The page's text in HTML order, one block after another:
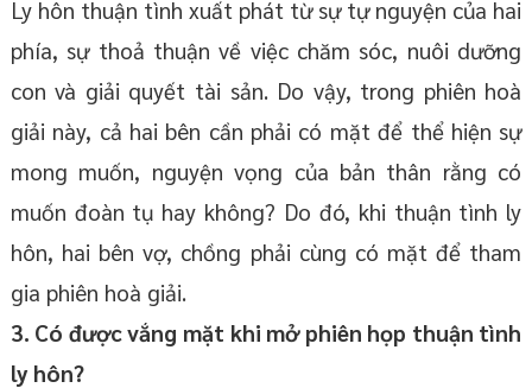
Ly hôn thuận tình xuất phát từ sự tự nguyện của hai
phía, sự thoả thuận về việc chăm sóc, nuôi dưỡng
con và giải quyết tài sản. Do vậy, trong phiên hoà
giải này, cả hai bên cần phải có mặt để thể hiện sự
mong muốn, nguyện vọng của bản thân rằng có
muốn đoàn tụ hay không? Do đó, khi thuận tình ly
hôn, hai bên vợ, chồng phải cùng có mặt để tham
gia phiên hoà giải.
3. Có được vắng mặt khi mở phiên họp thuận tình
ly hôn?